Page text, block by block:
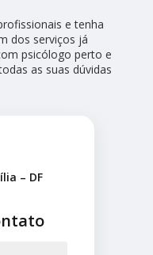
e tenha
dos serviços já
psicólogo perto e
as suas dúvidas
– DF